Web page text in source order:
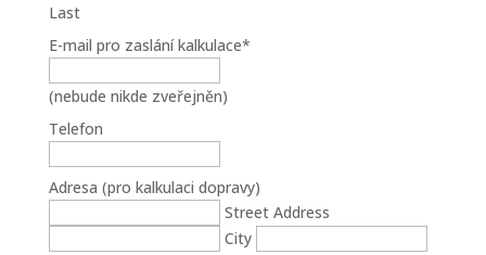
Last
E-mail pro zaslání kalkulace*
(nebude nikde zveřejněn)
Telefon
Adresa (pro kalkulaci dopravy)
Street Address
City